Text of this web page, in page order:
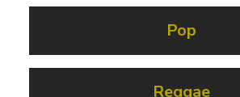
Pop
Reggae